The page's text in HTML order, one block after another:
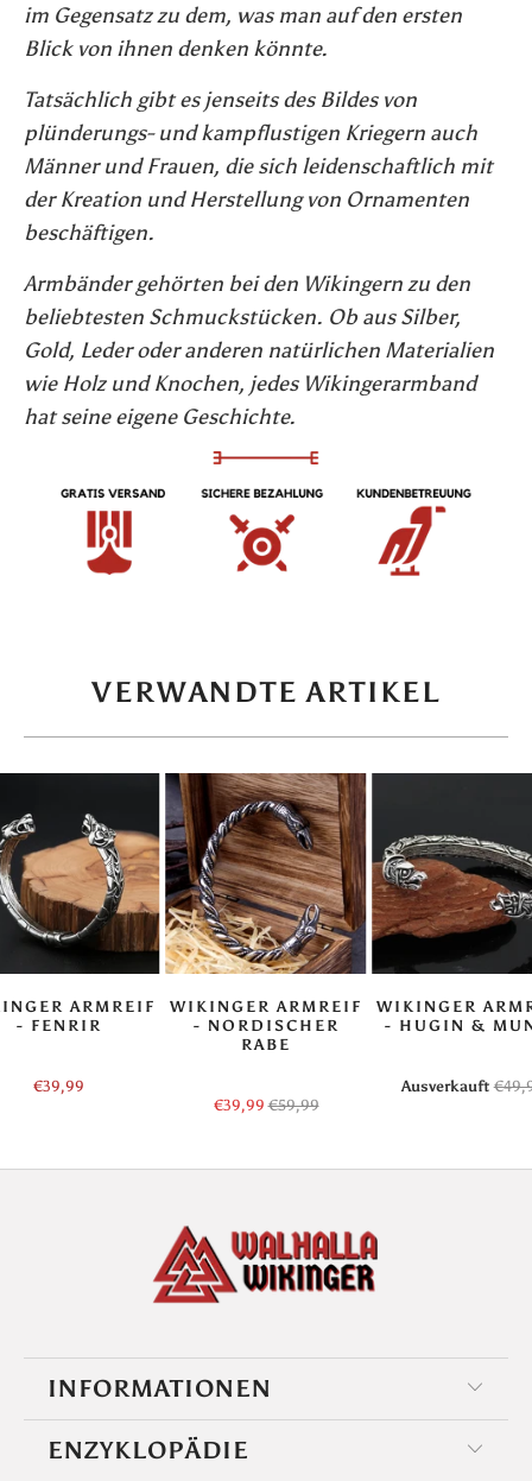
im Gegensatz zu dem, was man auf den ersten
Blick von ihnen denken könnte.
Tatsächlich gibt es jenseits des Bildes von
plünderungs- und kampflustigen Kriegern auch
Männer und Frauen, die sich leidenschaftlich mit
der Kreation und Herstellung von Ornamenten
beschäftigen.
Armbänder gehörten bei den Wikingern zu den
beliebtesten Schmuckstücken. Ob aus Silber,
Gold, Leder oder anderen natürlichen Materialien
wie Holz und Knochen, jedes Wikingerarmband
hat seine eigene Geschichte.
VERWANDTE ARTIKEL
ARMREIF
- FENRIR
€39,99
WIKINGER ARMREIF
- NORDISCHER
RABE
€39,99 €59,99
WIKINGER
- HUGIN &
Ausverkauft
INFORMATIONEN
ENZYKLOPÄDIE